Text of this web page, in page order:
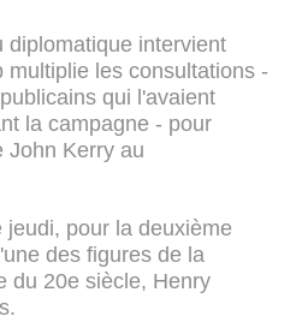
diplomatique intervient
multiplie les consultations -
qui l'avaient
la campagne - pour
John Kerry au
pour la deuxième
des figures de la
du 20e siècle, Henry